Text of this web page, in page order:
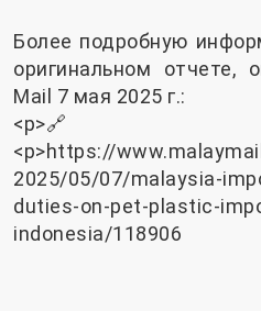
Более подробную
оригинальном отчете,
Mail 7 мая 2025 г.:
<р>🔗
<р>https://
2025/05/07/malaysia-
duties-on-pet-plastic-
indonesia/118906